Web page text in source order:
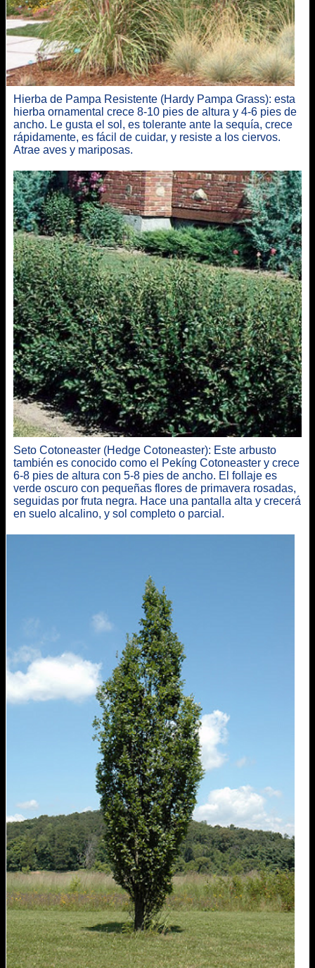
Hierba de Pampa Resistente (Hardy Pampa Grass): esta
hierba ornamental crece 8-10 pies de altura y 4-6 pies de
ancho. Le gusta el sol, es tolerante ante la sequía, crece
rápidamente, es fácil de cuidar, y resiste a los ciervos.
Atrae aves y mariposas.
Seto Cotoneaster (Hedge Cotoneaster): Este arbusto
también es conocido como el Pekíng Cotoneaster y crece
6-8 pies de altura con 5-8 pies de ancho. El follaje es
verde oscuro con pequeñas flores de primavera rosadas,
seguidas por fruta negra. Hace una pantalla alta y crecerá
en suelo alcalino, y sol completo o parcial.